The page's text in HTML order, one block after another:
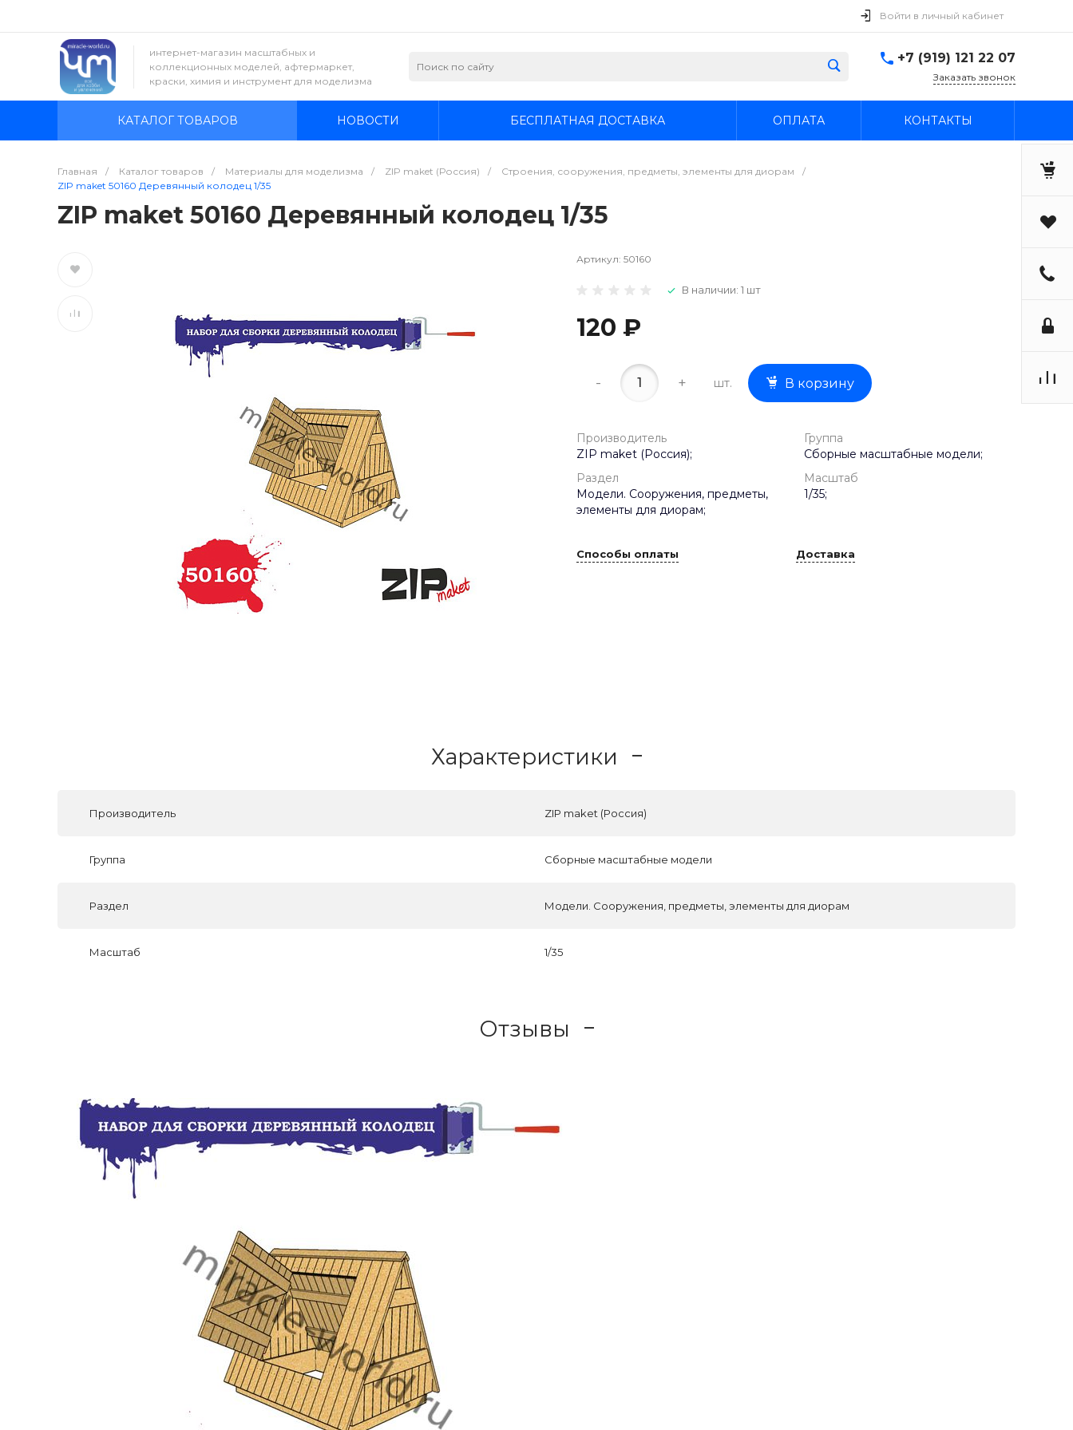
Войти в личный кабинет
интернет-магазин масштабных и
коллекционных моделей, афтермаркет,
краски, химия и инструмент для моделизма
+7 (919) 121 22 07
Заказать звонок
КАТАЛОГ ТОВАРОВ НОВОСТИ БЕСПЛАТНАЯ ДОСТАВКА ОПЛАТА КОНТАКТЫ
Главная / Каталог товаров / Материалы для моделизма / ZIP maket (Россия) / Строения, сооружения, предметы, элементы для диорам
/
ZIP maket 50160 Деревянный колодец 1/35
ZIP maket 50160 Деревянный колодец 1/35
Артикул: 50160
В наличии: 1 шт
120 ₽
- + шт. В корзину
Производитель
ZIP maket (Россия);
Группа
Сборные масштабные модели;
Раздел
Модели. Сооружения, предметы,
элементы для диорам;
Масштаб
1/35;
Способы оплаты Доставка
Характеристики
Производитель ZIP maket (Россия)
Группа Сборные масштабные модели
Раздел Модели. Сооружения, предметы, элементы для диорам
Масштаб 1/35
Отзывы